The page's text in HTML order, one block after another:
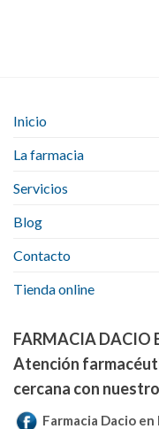
Inicio
La farmacia
Servicios
Blog
Contacto
Tienda online
FARMACIA DACIO
Atención
cercana con
Farmacia Dacio